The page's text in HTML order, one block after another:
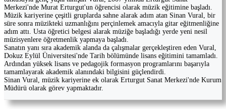
Merkezi'nde Murat Erturgut'un öğrencisi olarak müzik eğitimine başladı.
Müzik kariyerine çeşitli gruplarda sahne alarak adım atan Sinan Vural, bir
süre sonra müzikteki uzmanlığını perçinlemek amacıyla gitar eğitmenliğine
adım attı. Usta öğretici belgesi alarak müziğe başladığı yerde yeni nesil
müzisyenlere öğretmenlik yapmaya başladı.
Sanatın yanı sıra akademik alanda da çalışmalar gerçekleştiren eden Vural,
Dokuz Eylül Üniversitesi'nde Tarih bölümünde lisans eğitimini tamamladı.
Ardından yüksek lisans ve pedagojik formasyon programlarını başarıyla
tamamlayarak akademik alanındaki bilgisini güçlendirdi.
Sinan Vural, müzik kariyerine ek olarak Erturgut Sanat Merkezi'nde Kurum
Müdürü olarak görev yapmaktadır.